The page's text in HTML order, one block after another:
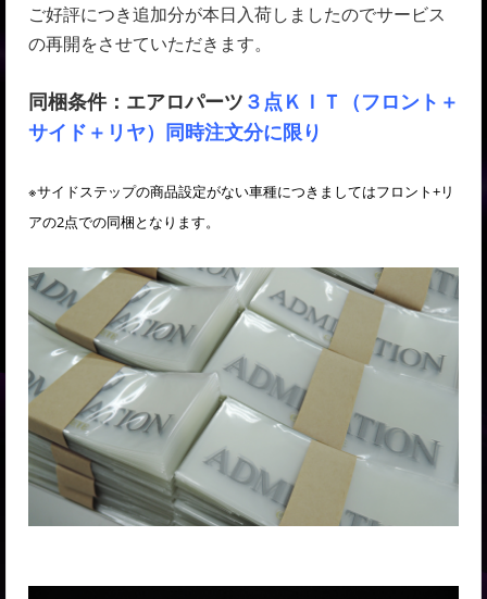
ご好評につき追加分が本日入荷しましたのでサービス
の再開をさせていただきます。
同梱条件：エアロパーツ ３点ＫＩＴ（フロント＋
サイド＋リヤ）同時注文分に限り
※サイドステップの商品設定がない車種につきましてはフロント+リ
アの2点での同梱となります。